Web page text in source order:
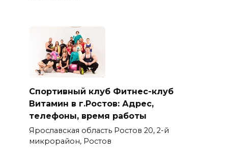
Спортивный клуб Фитнес-клуб
Витамин в г.Ростов: Адрес,
телефоны, время работы
Ярославская область Ростов 20, 2-й
микрорайон, Ростов